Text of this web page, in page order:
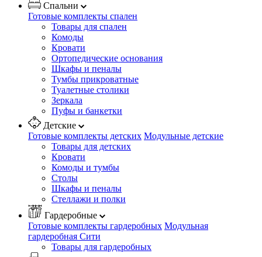
Спальни
Готовые комплекты спален
Товары для спален
Комоды
Кровати
Ортопедические основания
Шкафы и пеналы
Тумбы прикроватные
Туалетные столики
Зеркала
Пуфы и банкетки
Детские
Готовые комплекты детских Модульные детские
Товары для детских
Кровати
Комоды и тумбы
Столы
Шкафы и пеналы
Стеллажи и полки
Гардеробные
Готовые комплекты гардеробных Модульная
гардеробная Сити
Товары для гардеробных